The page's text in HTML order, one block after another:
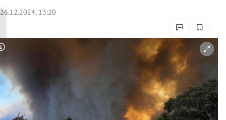
Untermenü
Untermenü
Untermenü
Untermenü
Untermenü
26.12.2024, 13:20
Copyright-Hinweis öffnen/schließen